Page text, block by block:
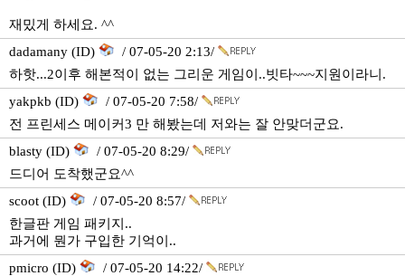
재밌게 하세요. ^^
dadamany (ID)
/ 07-05-20 2:13/
하핫...2이후 해본적이 없는 그리운 게임이..빗타~~~지원이라니.
yakpkb (ID)
/ 07-05-20 7:58/
전 프린세스 메이커3 만 해봤는데 저와는 잘 안맞더군요.
blasty (ID)
/ 07-05-20 8:29/
드디어 도착했군요^^
scoot (ID)
/ 07-05-20 8:57/
한글판 게임 패키지..
과거에 뭔가 구입한 기억이..
pmicro (ID)
/ 07-05-20 14:22/